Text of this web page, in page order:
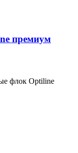
премиум
флок Optiline